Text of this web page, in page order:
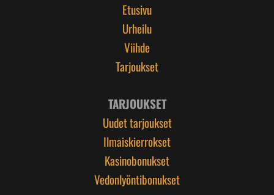
Etusivu
Urheilu
Viihde
Tarjoukset
TARJOUKSET
Uudet tarjoukset
Ilmaiskierrokset
Kasinobonukset
Vedonlyöntibonukset